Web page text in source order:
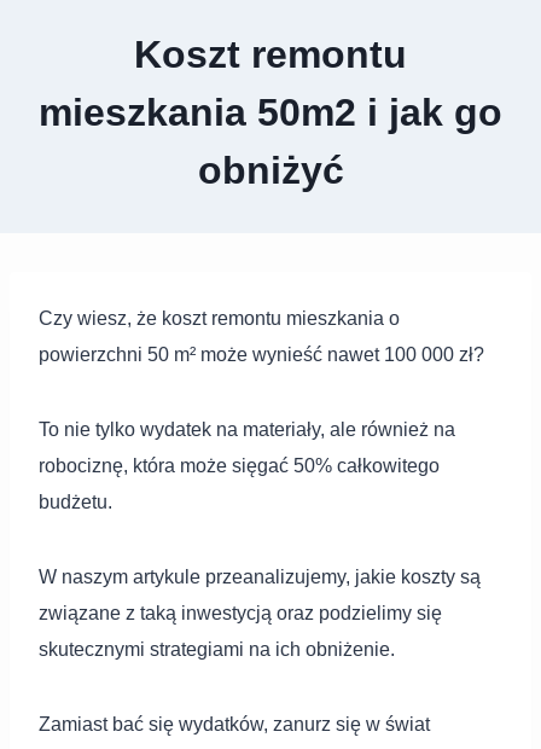
Koszt remontu
mieszkania 50m2 i jak go
obniżyć
Czy wiesz, że koszt remontu mieszkania o
powierzchni 50 m² może wynieść nawet 100 000 zł?
To nie tylko wydatek na materiały, ale również na
robociznę, która może sięgać 50% całkowitego
budżetu.
W naszym artykule przeanalizujemy, jakie koszty są
związane z taką inwestycją oraz podzielimy się
skutecznymi strategiami na ich obniżenie.
Zamiast bać się wydatków, zanurz się w świat